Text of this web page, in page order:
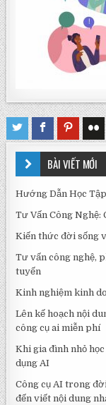
BÀI VIẾT MỚI
Hướng Dẫn Học
Tư Vấn Công Nghệ:
Kiến thức đời sống
Tư vấn công nghệ,
tuyến
Kinh nghiệm kinh
Lên kế hoạch nội
công cụ ai miễn phí
Khi gia đình nhỏ
dụng AI
Công cụ AI trong
đến viết nội dung